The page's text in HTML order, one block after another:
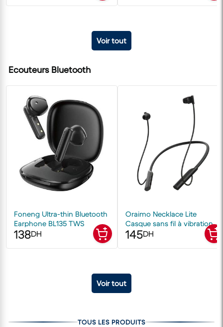
Voir tout
Ecouteurs Bluetooth
Foneng Ultra-thin Bluetooth
Earphone BL135 TWS
138DH
Oraimo Necklace Lite
Casque sans fil à vibration
d'appel
145DH
Voir tout
TOUS LES PRODUITS